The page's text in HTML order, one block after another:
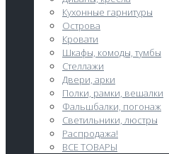
Кухонные гарнитуры
Острова
Кровати
Шкафы, комоды, тумбы
Стеллажи
Двери, арки
Полки, рамки, вешалки
Фальшбалки, погонаж
Светильники, люстры
Распродажа!
ВСЕ ТОВАРЫ